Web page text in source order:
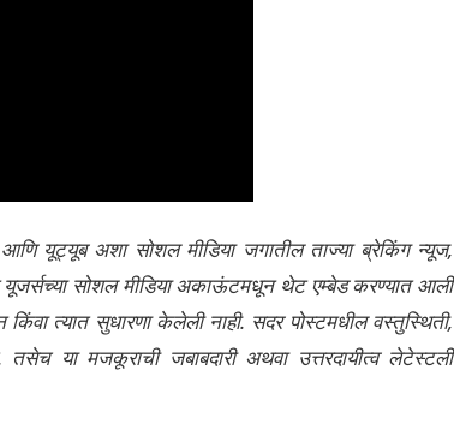
यूट्यूब अशा सोशल मीडिया जगातील ताज्या ब्रेकिंग न्यूज,
यूजर्सच्या सोशल मीडिया अकाऊंटमधून थेट एम्बेड करण्यात आली
त्यात सुधारणा केलेली नाही. सदर पोस्टमधील वस्तुस्थिती,
तसेच या मजकूराची जबाबदारी अथवा उत्तरदायीत्व लेटेस्टली